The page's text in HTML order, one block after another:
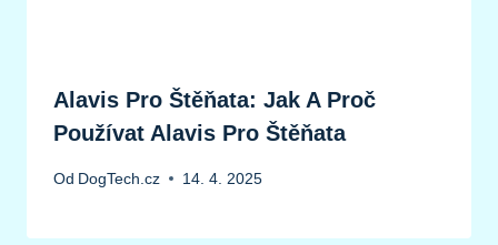
Alavis Pro Štěňata: Jak A Proč
Používat Alavis Pro Štěňata
Od DogTech.cz 14. 4. 2025